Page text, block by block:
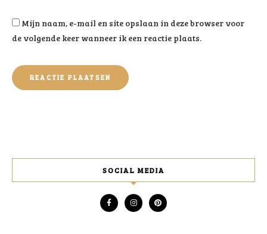
Mijn naam, e-mail en site opslaan in deze browser voor
de volgende keer wanneer ik een reactie plaats.
SOCIAL MEDIA